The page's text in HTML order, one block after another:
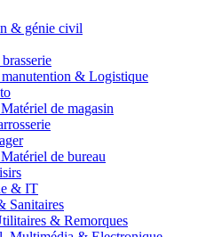
& génie civil
& Logistique
de magasin
de bureau
& IT
Sanitaires
& Remorques